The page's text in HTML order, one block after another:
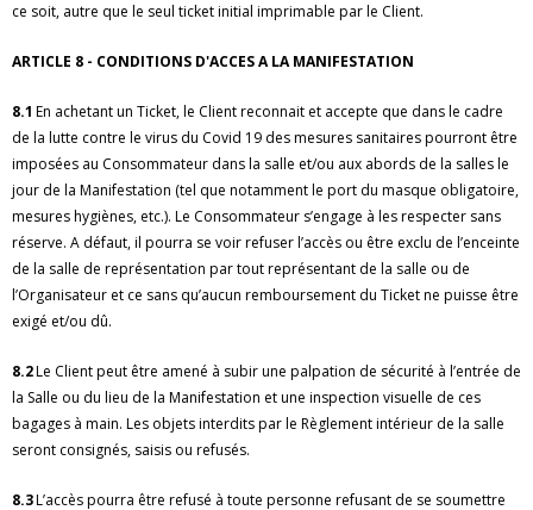
ce soit, autre que le seul ticket initial imprimable par le Client.
ARTICLE 8 - CONDITIONS D'ACCES A LA MANIFESTATION
8.1 En achetant un Ticket, le Client reconnait et accepte que dans le cadre
de la lutte contre le virus du Covid 19 des mesures sanitaires pourront être
imposées au Consommateur dans la salle et/ou aux abords de la salles le
jour de la Manifestation (tel que notamment le port du masque obligatoire,
mesures hygiènes, etc.). Le Consommateur s’engage à les respecter sans
réserve. A défaut, il pourra se voir refuser l’accès ou être exclu de l’enceinte
de la salle de représentation par tout représentant de la salle ou de
l’Organisateur et ce sans qu’aucun remboursement du Ticket ne puisse être
exigé et/ou dû.
8.2Le Client peut être amené à subir une palpation de sécurité à l’entrée de
la Salle ou du lieu de la Manifestation et une inspection visuelle de ces
bagages à main. Les objets interdits par le Règlement intérieur de la salle
seront consignés, saisis ou refusés.
8.3L’accès pourra être refusé à toute personne refusant de se soumettre